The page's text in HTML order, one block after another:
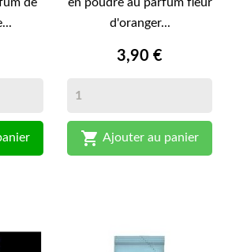
d'oranger...
3,90 €
 Ajouter au panier